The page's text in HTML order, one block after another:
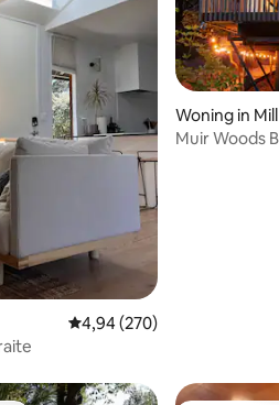
5, 137 recensies
Gemiddelde beoordeling
4,94 (270)
Woning in
Muir Woods